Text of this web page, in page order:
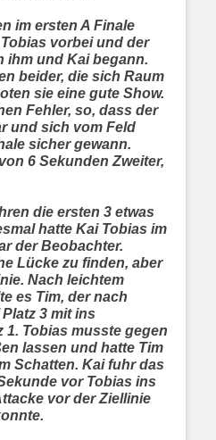
im ersten A Finale
vorbei und der
ihm und Kai begann.
beider, die sich Raum
sie eine gute Show.
Fehler, so, dass der
und sich vom Feld
sicher gewann.
6 Sekunden Zweiter,
die ersten 3 etwas
hatte Kai Tobias im
der Beobachter.
Lücke zu finden, aber
Nach leichtem
es Tim, der nach
3 mit ins
1. Tobias musste gegen
lassen und hatte Tim
Schatten. Kai fuhr das
vor Tobias ins
vor der Ziellinie